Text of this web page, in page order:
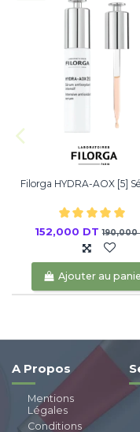
Filorga HYDRA-AOX [5]
152,000 DT190,000
Ajouter au
A Propos
Mentions
Légales
Conditions